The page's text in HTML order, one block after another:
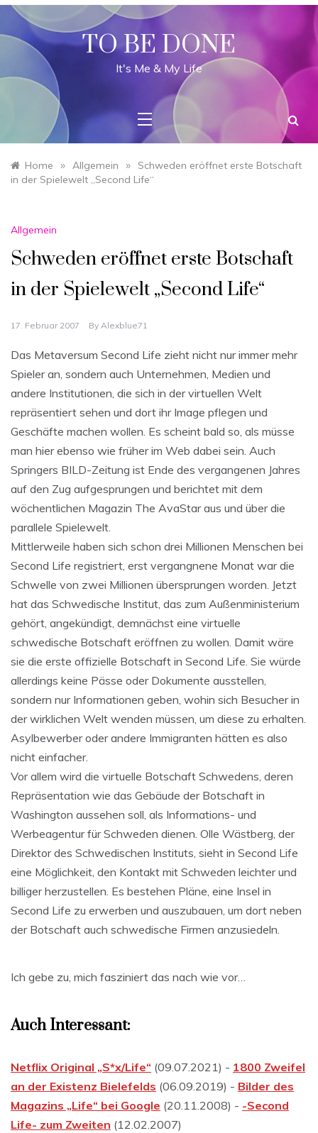
Skip
content
TO BE DONE
It's Me & My Life
Home » Allgemein »
Schweden eröffnet erste Botschaft
in der Spielewelt „Second Life“
Allgemein
Schweden eröffnet erste Botschaft
in der Spielewelt „Second Life“
17. Februar 2007 By Alexblue71
Das Metaversum Second Life zieht nicht nur immer mehr
Spieler an, sondern auch Unternehmen, Medien und
andere Institutionen, die sich in der virtuellen Welt
repräsentiert sehen und dort ihr Image pflegen und
Geschäfte machen wollen. Es scheint bald so, als müsse
man hier ebenso wie früher im Web dabei sein. Auch
Springers BILD-Zeitung ist Ende des vergangenen Jahres
auf den Zug aufgesprungen und berichtet mit dem
wöchentlichen Magazin The AvaStar aus und über die
parallele Spielewelt.
Mittlerweile haben sich schon drei Millionen Menschen bei
Second Life registriert, erst vergangnene Monat war die
Schwelle von zwei Millionen übersprungen worden. Jetzt
hat das Schwedische Institut, das zum Außenministerium
gehört, angekündigt, demnächst eine virtuelle
schwedische Botschaft eröffnen zu wollen. Damit wäre
sie die erste offizielle Botschaft in Second Life. Sie würde
allerdings keine Pässe oder Dokumente ausstellen,
sondern nur Informationen geben, wohin sich Besucher in
der wirklichen Welt wenden müssen, um diese zu erhalten.
Asylbewerber oder andere Immigranten hätten es also
nicht einfacher.
Vor allem wird die virtuelle Botschaft Schwedens, deren
Repräsentation wie das Gebäude der Botschaft in
Washington aussehen soll, als Informations- und
Werbeagentur für Schweden dienen. Olle Wästberg, der
Direktor des Schwedischen Instituts, sieht in Second Life
eine Möglichkeit, den Kontakt mit Schweden leichter und
billiger herzustellen. Es bestehen Pläne, eine Insel in
Second Life zu erwerben und auszubauen, um dort neben
der Botschaft auch schwedische Firmen anzusiedeln.
Ich gebe zu, mich fasziniert das nach wie vor…
Auch Interessant:
Netflix Original „S*x/Life“ (09.07.2021) - 1800 Zweifel
an der Existenz Bielefelds (06.09.2019) - Bilder des
Magazins „Life“ bei Google (20.11.2008) - -Second
Life- zum Zweiten (12.02.2007)